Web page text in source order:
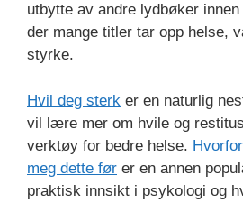
utbytte av andre lydbøker innen
der mange titler tar opp helse,
styrke.
Hvil deg sterk er en naturlig
vil lære mer om hvile og
verktøy for bedre helse.
meg dette før er en annen
praktisk innsikt i psykologi og